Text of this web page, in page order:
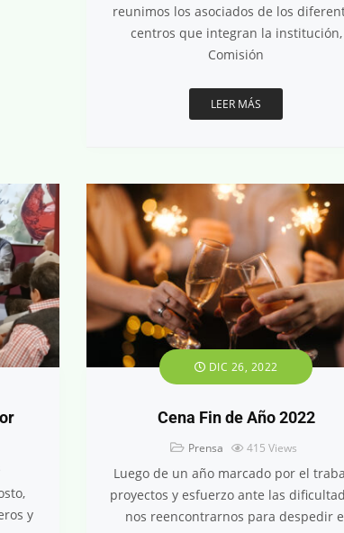
reunimos los asociados de los
centros que integran la institución,
Comisión
LEER MÁS
y
DIC 26, 2022
Cena Fin de Año 2022
Prensa 415Views
Luego de un año marcado por el
proyectos y esfuerzo ante las
nos reencontrarnos para despedir